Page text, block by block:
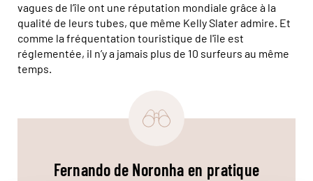
vagues de l’île ont une réputation mondiale grâce à la
qualité de leurs tubes, que même Kelly Slater admire. Et
comme la fréquentation touristique de l'île est
réglementée, il n’y a jamais plus de 10 surfeurs au même
temps.
Fernando de Noronha en pratique